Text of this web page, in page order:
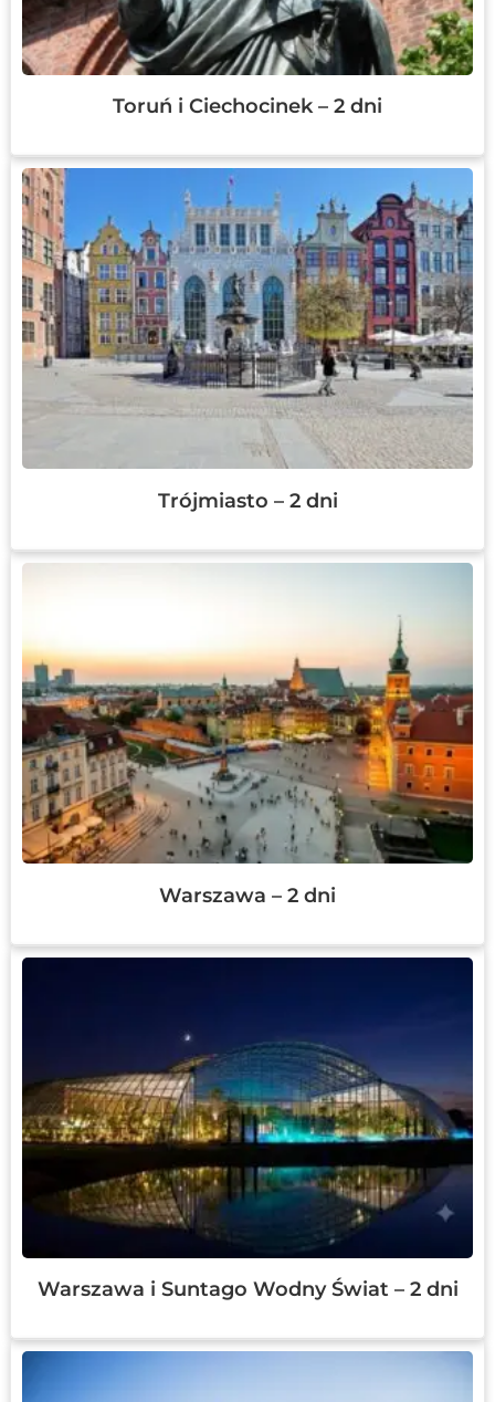
Toruń i Ciechocinek – 2 dni
Trójmiasto – 2 dni
Warszawa – 2 dni
Warszawa i Suntago Wodny Świat – 2 dni